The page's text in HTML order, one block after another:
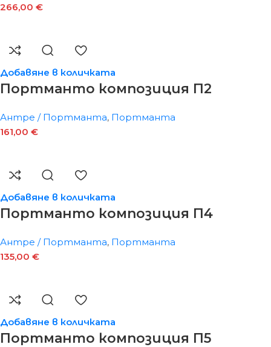
266,00 €
Добавяне в количката
Портманто композиция П2
Антре / Портманта, Портманта
161,00 €
Добавяне в количката
Портманто композиция П4
Антре / Портманта, Портманта
135,00 €
Добавяне в количката
Портманто композиция П5